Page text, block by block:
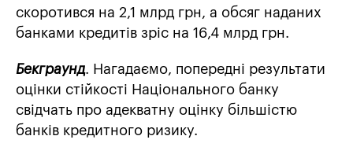
скоротився на 2,1 млрд грн, а обсяг наданих
банками кредитів зріс на 16,4 млрд грн.
Бекграунд. Нагадаємо, попередні результати
оцінки стійкості Національного банку
свідчать про адекватну оцінку більшістю
банків кредитного ризику.